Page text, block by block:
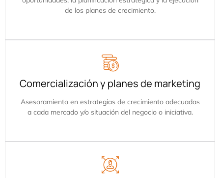
de los planes de crecimiento.
Comercialización y planes de marketing
Asesoramiento en estrategias de crecimiento adecuadas
a cada mercado y/o situación del negocio o iniciativa.